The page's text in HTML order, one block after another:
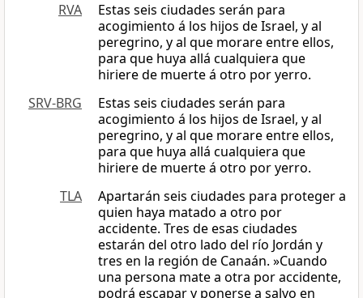
RVA
Estas seis ciudades serán para
acogimiento á los hijos de Israel, y al
peregrino, y al que morare entre ellos,
para que huya allá cualquiera que
hiriere de muerte á otro por yerro.
SRV-BRG
Estas seis ciudades serán para
acogimiento á los hijos de Israel, y al
peregrino, y al que morare entre ellos,
para que huya allá cualquiera que
hiriere de muerte á otro por yerro.
TLA
Apartarán seis ciudades para proteger a
quien haya matado a otro por
accidente. Tres de esas ciudades
estarán del otro lado del río Jordán y
tres en la región de Canaán. »Cuando
una persona mate a otra por accidente,
podrá escapar y ponerse a salvo en